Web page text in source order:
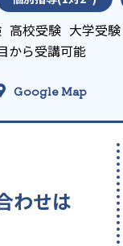
高校受験 大学受験
から受講可能
Google Map
わせは